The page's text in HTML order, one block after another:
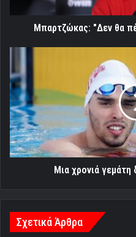
Μπαρτζώκας: "Δεν θα
γεμάτη
διακρίσεις
και
ρεκόρ
Μια χρονιά γεμάτη
Σχετικά Άρθρα